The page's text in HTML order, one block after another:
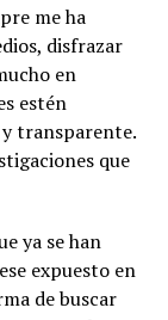
me ha
disfrazar
en
estén
transparente.
que
ya se han
expuesto en
de buscar